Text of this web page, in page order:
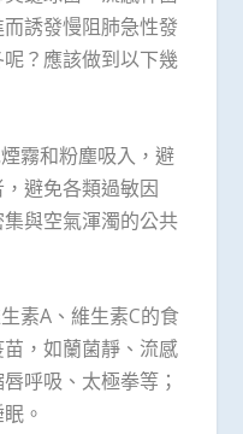
誘發慢阻肺急性發
？應該做到以下幾
霧和粉塵吸入，避
避免各類過敏因
與空氣渾濁的公共
素A、維生素C的食
，如蘭菌靜、流感
呼吸、太極拳等；
。